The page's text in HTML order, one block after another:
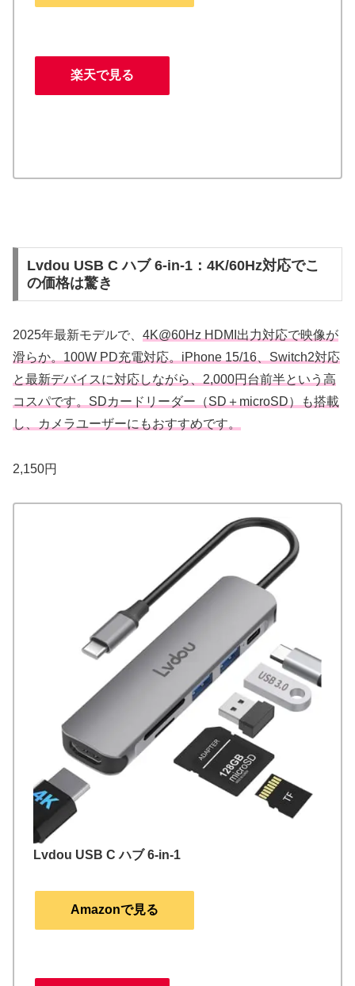
楽天で見る
Lvdou USB C ハブ 6-in-1：4K/60Hz対応でこ
の価格は驚き
2025年最新モデルで、 4K@60Hz HDMI出力対応で映像が
滑らか。100W PD充電対応。iPhone 15/16、Switch2対応
と最新デバイスに対応しながら、2,000円台前半という高
コスパです。SDカードリーダー（SD＋microSD）も搭載
し、カメラユーザーにもおすすめです。
2,150円
Lvdou USB C ハブ 6-in-1
Amazonで見る